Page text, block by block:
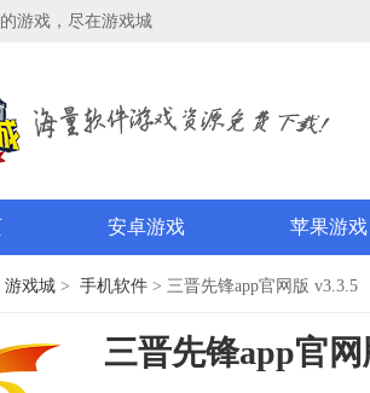
游戏，尽在游戏城
安卓游戏 苹果游戏
游戏城 > 手机软件 > 三晋先锋app官网版 v3.3.5
三晋先锋app官网